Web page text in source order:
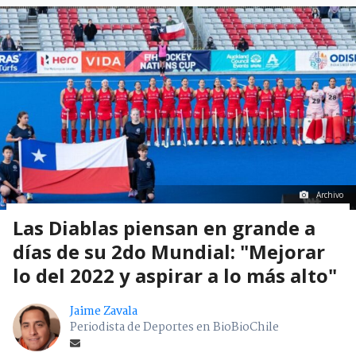
Archivo
Las Diablas piensan en grande a
días de su 2do Mundial: "Mejorar
lo del 2022 y aspirar a lo más alto"
Jaime Zavala
Periodista de Deportes en BioBioChile